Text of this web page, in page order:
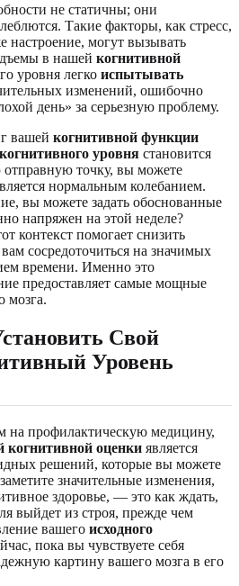
не статичны; они
Такие факторы, как стресс,
настроение, могут вызывать
в нашей когнитивной
уровня легко испытывать
изменений, ошибочно
день» за серьезную проблему.
вашей когнитивной функции
уровня становится
точку, вы можете
нормальным колебанием.
вы можете задать обоснованные
напряжен на этой неделе?
контекст помогает снизить
сосредоточиться на значимых
времени. Именно это
предоставляет самые мощные
мозга.
Свой
Уровень
на профилактическую медицину,
когнитивной оценки является
решений, которые вы можете
значительные изменения,
здоровье, — это как ждать,
выйдет из строя, прежде чем
вашего исходного
пока вы чувствуете себя
картину вашего мозга в его